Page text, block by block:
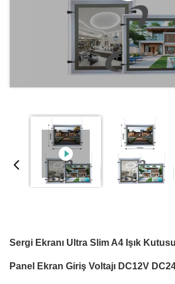
Sergi Ekranı Ultra Slim A4 Işık
Panel Ekran Giriş Voltajı DC12V